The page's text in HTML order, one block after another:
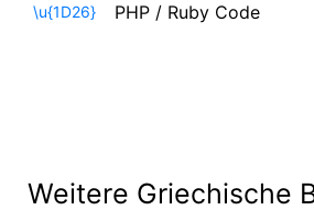
\u{1D26} PHP / Ruby Code
Weitere Griechische